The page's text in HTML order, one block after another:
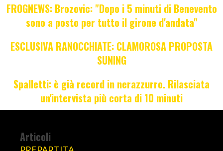
FROGNEWS: Brozovic: "Dopo i 5 minuti di Benevento
sono a posto per tutto il girone d'andata"
ESCLUSIVA RANOCCHIATE: CLAMOROSA PROPOSTA
SUNING
Spalletti: è già record in nerazzurro. Rilasciata
un'intervista più corta di 10 minuti
Articoli